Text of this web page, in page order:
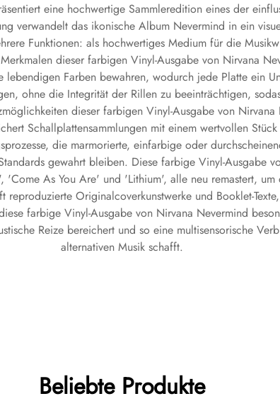
eine hochwertige Sammleredition eines der
verwandelt das ikonische Album Nevermind in ein
Funktionen: als hochwertiges Medium für die
dieser farbigen Vinyl-Ausgabe von Nirvana
Farben bewahren, wodurch jede Platte ein
ohne die Integrität der Rillen zu beeinträchtigen,
dieser farbigen Vinyl-Ausgabe von
Schallplattensammlungen mit einem wertvollen
die marmorierte, einfarbige oder
gewahrt bleiben. Diese farbige Vinyl-Ausgabe
'Come As You Are' und 'Lithium', alle neu remastert,
Originalcoverkunstwerke und Booklet-
farbige Vinyl-Ausgabe von Nirvana Nevermind
Reize bereichert und so eine multisensorische
alternativen Musik schafft.
Beliebte Produkte